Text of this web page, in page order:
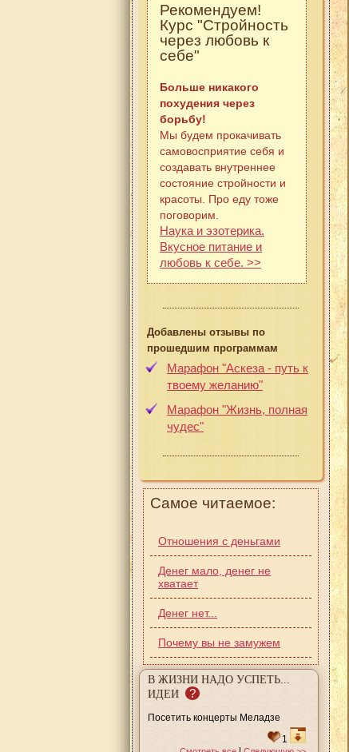
Рекомендуем!
Курс "Стройность
через любовь к
себе"
Больше никакого
похудения через
борьбу!
Мы будем прокачивать
самовосприятие себя и
создавать внутреннее
состояние стройности и
красоты. Про еду тоже
поговорим.
Наука и эзотерика.
Вкусное питание и
любовь к себе. >>
Добавлены отзывы по
прошедшим программам
Марафон "Аскеза - путь к
твоему желанию"
Марафон "Жизнь, полная
чудес"
Самое читаемое:
Отношения с деньгами
Денег мало, денег не
хватает
Денег нет...
Почему вы не замужем
В ЖИЗНИ НАДО УСПЕТЬ...
ИДЕИ
?
Посетить концерты Меладзе
1